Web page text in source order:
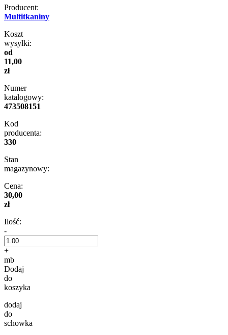
Producent:
Multitkaniny
Koszt
wysyłki:
od
11,00
zł
Numer
katalogowy:
473508151
Kod
producenta:
330
Stan
magazynowy:
Cena:
30,00
zł
Ilość:
-
+
mb
Dodaj
do
koszyka
dodaj
do
schowka